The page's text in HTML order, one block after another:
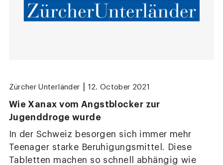
Zürcher Unterländer 12. October 2021
Wie Xanax vom Angstblocker zur
Jugenddroge wurde
In der Schweiz besorgen sich immer mehr
Teenager starke Beruhigungsmittel. Diese
Tabletten machen so schnell abhängig wie